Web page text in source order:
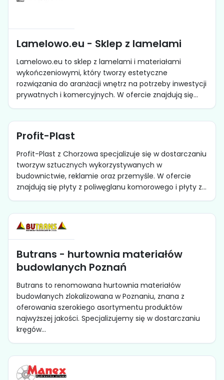
Lamelowo.eu - Sklep z lamelami
Lamelowo.eu to sklep z lamelami i materiałami
wykończeniowymi, który tworzy estetyczne
rozwiązania do aranżacji wnętrz na potrzeby inwestycji
prywatnych i komercyjnych. W ofercie znajdują się...
Profit-Plast
Profit-Plast z Chorzowa specjalizuje się w dostarczaniu
tworzyw sztucznych wykorzystywanych w
budownictwie, reklamie oraz przemyśle. W ofercie
znajdują się płyty z poliwęglanu komorowego i płyty z...
Butrans - hurtownia materiałów
budowlanych Poznań
Butrans to renomowana hurtownia materiałów
budowlanych zlokalizowana w Poznaniu, znana z
oferowania szerokiego asortymentu produktów
najwyższej jakości. Specjalizujemy się w dostarczaniu
kręgów...